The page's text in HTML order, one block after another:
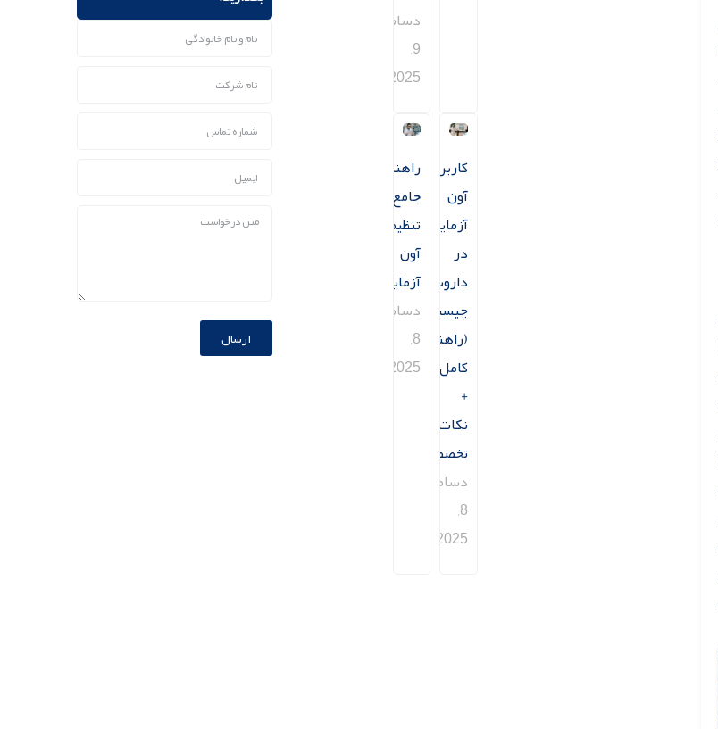
دسامبر
9,
2025
کاربرد
آون
آزمایشگاهی
در
داروسازی
چیست؟
(راهنمای
کامل
+
نکات
تخصصی)
دسامبر
8,
2025
راهنمای
جامع
تنظیمات
آون
آزمایشگاهی
دسامبر
8,
2025
ارسال